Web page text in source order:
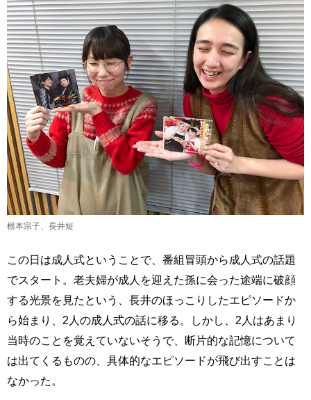
根本宗子、長井短
この日は成人式ということで、番組冒頭から成人式の話題
でスタート。老夫婦が成人を迎えた孫に会った途端に破顔
する光景を見たという、長井のほっこりしたエピソードか
ら始まり、2人の成人式の話に移る。しかし、2人はあまり
当時のことを覚えていないそうで、断片的な記憶について
は出てくるものの、具体的なエピソードが飛び出すことは
なかった。